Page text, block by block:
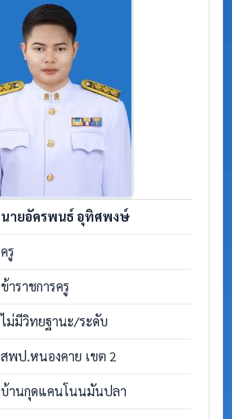
นายอัครพนธ์ อุทิศพงษ์
ครู
ข้าราชการครู
ไม่มีวิทยฐานะ/ระดับ
สพป.หนองคาย เขต 2
บ้านกุดแคนโนนมันปลา